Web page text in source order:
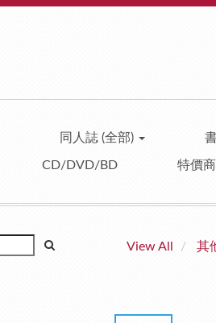
同人誌 (全部)
CD/DVD/BD 特價
View All 其